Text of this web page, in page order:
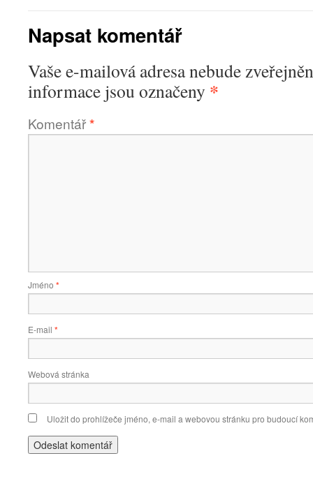
Napsat komentář
Vaše e-mailová adresa nebude
informace jsou označeny *
Komentář*
Jméno *
E-mail *
Webová stránka
Uložit do prohlížeče jméno, e-mail a webovou stránku pro budoucí